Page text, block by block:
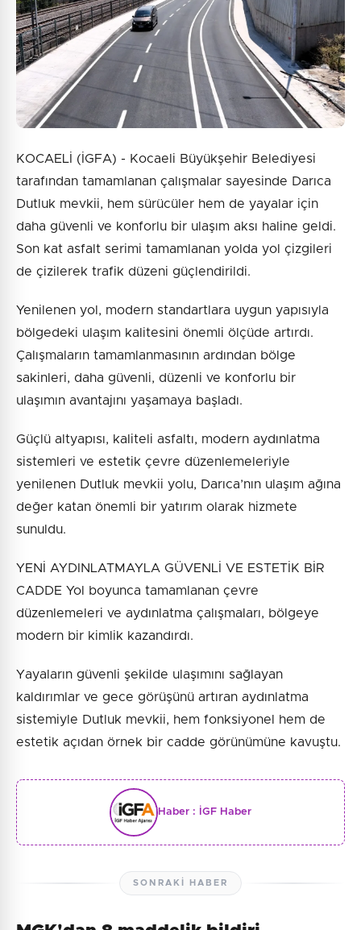
KOCAELİ (İGFA) - Kocaeli Büyükşehir Belediyesi
tarafından tamamlanan çalışmalar sayesinde Darıca
Dutluk mevkii, hem sürücüler hem de yayalar için
daha güvenli ve konforlu bir ulaşım aksı haline geldi.
Son kat asfalt serimi tamamlanan yolda yol çizgileri
de çizilerek trafik düzeni güçlendirildi.
Yenilenen yol, modern standartlara uygun yapısıyla
bölgedeki ulaşım kalitesini önemli ölçüde artırdı.
Çalışmaların tamamlanmasının ardından bölge
sakinleri, daha güvenli, düzenli ve konforlu bir
ulaşımın avantajını yaşamaya başladı.
Güçlü altyapısı, kaliteli asfaltı, modern aydınlatma
sistemleri ve estetik çevre düzenlemeleriyle
yenilenen Dutluk mevkii yolu, Darıca’nın ulaşım ağına
değer katan önemli bir yatırım olarak hizmete
sunuldu.
YENİ AYDINLATMAYLA GÜVENLİ VE ESTETİK BİR
CADDE Yol boyunca tamamlanan çevre
düzenlemeleri ve aydınlatma çalışmaları, bölgeye
modern bir kimlik kazandırdı.
Yayaların güvenli şekilde ulaşımını sağlayan
kaldırımlar ve gece görüşünü artıran aydınlatma
sistemiyle Dutluk mevkii, hem fonksiyonel hem de
estetik açıdan örnek bir cadde görünümüne kavuştu.
Haber : İGF Haber
SONRAKI HABER